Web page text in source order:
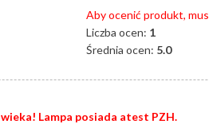
Aby ocenić produkt,
Liczba ocen: 1
Średnia ocen: 5.0
Lampa posiada atest PZH.